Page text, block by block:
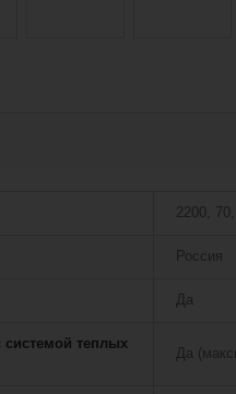
2200,
Россия
Да
системой теплых
Да